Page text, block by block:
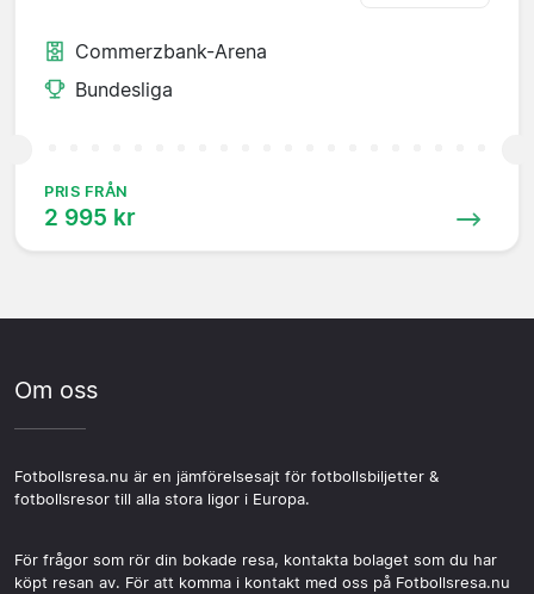
Commerzbank-Arena
Bundesliga
PRIS FRÅN
2 995 kr
Om oss
Fotbollsresa.nu är en jämförelsesajt för fotbollsbiljetter &
fotbollsresor till alla stora ligor i Europa.
För frågor som rör din bokade resa, kontakta bolaget som du har
köpt resan av. För att komma i kontakt med oss på Fotbollsresa.nu